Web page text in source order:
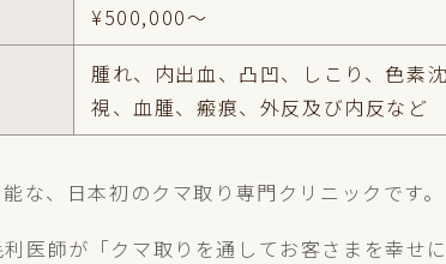
¥500,000～
腫れ、内出血、凸凹、しこり、色素
視、血腫、瘢痕、外反及び内反など
な、日本初のクマ取り専門クリニックです。
医師が「クマ取りを通してお客さまを幸せ